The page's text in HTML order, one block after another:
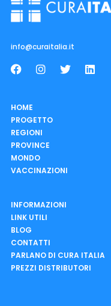
info@curaitalia.it
HOME
PROGETTO
REGIONI
PROVINCE
MONDO
VACCINAZIONI
INFORMAZIONI
LINK UTILI
BLOG
CONTATTI
PARLANO DI CURA ITALIA
PREZZI DISTRIBUTORI